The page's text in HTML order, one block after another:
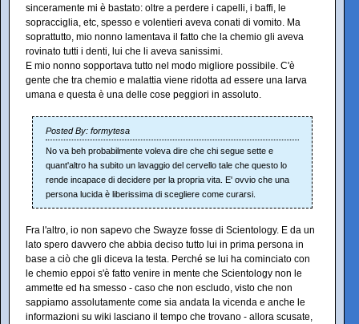
sinceramente mi è bastato: oltre a perdere i capelli, i baffi, le
sopracciglia, etc, spesso e volentieri aveva conati di vomito. Ma
soprattutto, mio nonno lamentava il fatto che la chemio gli aveva
rovinato tutti i denti, lui che li aveva sanissimi.
E mio nonno sopportava tutto nel modo migliore possibile. C'è
gente che tra chemio e malattia viene ridotta ad essere una larva
umana e questa è una delle cose peggiori in assoluto.
Posted By: formytesa
No va beh probabilmente voleva dire che chi segue sette e
quant'altro ha subito un lavaggio del cervello tale che questo lo
rende incapace di decidere per la propria vita. E' ovvio che una
persona lucida è liberissima di scegliere come curarsi.
Fra l'altro, io non sapevo che Swayze fosse di Scientology. E da un
lato spero davvero che abbia deciso tutto lui in prima persona in
base a ciò che gli diceva la testa. Perché se lui ha cominciato con
le chemio eppoi s'è fatto venire in mente che Scientology non le
ammette ed ha smesso - caso che non escludo, visto che non
sappiamo assolutamente come sia andata la vicenda e anche le
informazioni su wiki lasciano il tempo che trovano - allora scusate,